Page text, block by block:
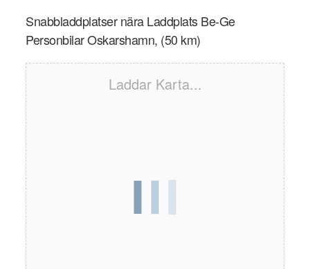
Snabbladdplatser nära Laddplats Be-Ge
Personbilar Oskarshamn, (50 km)
Laddar Karta...